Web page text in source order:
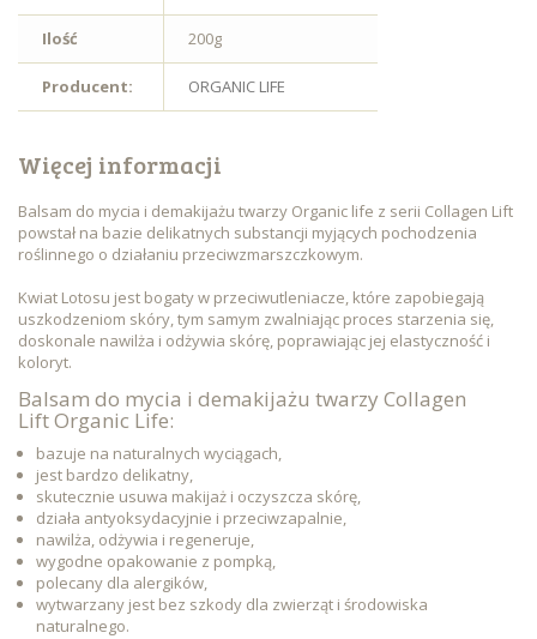
Ilość 200g
Producent: ORGANIC LIFE
Więcej informacji
Balsam do mycia i demakijażu twarzy Organic life z serii Collagen Lift
powstał na bazie delikatnych substancji myjących pochodzenia
roślinnego o działaniu przeciwzmarszczkowym.
Kwiat Lotosu jest bogaty w przeciwutleniacze, które zapobiegają
uszkodzeniom skóry, tym samym zwalniając proces starzenia się,
doskonale nawilża i odżywia skórę, poprawiając jej elastyczność i
koloryt.
Balsam do mycia i demakijażu twarzy Collagen
Lift Organic Life:
bazuje na naturalnych wyciągach,
jest bardzo delikatny,
skutecznie usuwa makijaż i oczyszcza skórę,
działa antyoksydacyjnie i przeciwzapalnie,
nawilża, odżywia i regeneruje,
wygodne opakowanie z pompką,
polecany dla alergików,
wytwarzany jest bez szkody dla zwierząt i środowiska
naturalnego.